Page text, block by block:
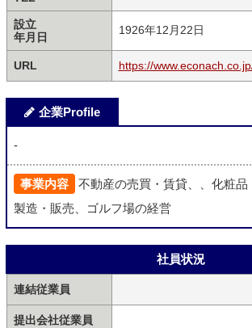
設立
年月日
1926年12月22日
URL https://
企業Profile
-
事業内容
不動産の売買・賃貸、、化粧
製造・販売、ゴルフ場の経営
社員状況
連結従業員
提出会社従業員